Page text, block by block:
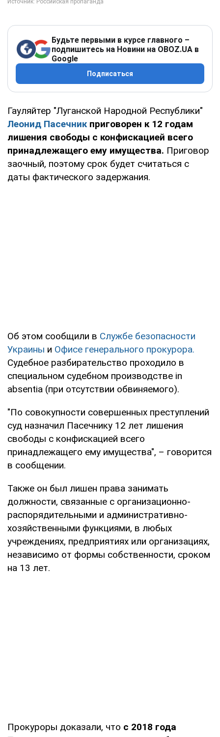
Будьте первыми в курсе главного –
подпишитесь на Новини на OBOZ.UA в
Google
Подписаться
Гауляйтер "Луганской Народной Республики"
Леонид Пасечникприговорен к 12 годам
лишения свободы с конфискацией всего
принадлежащего ему имущества. Приговор
заочный, поэтому срок будет считаться с
даты фактического задержания.
Об этом сообщили в Службе безопасности
Украины и Офисе генерального прокурора.
Судебное разбирательство проходило в
специальном судебном производстве in
absentia (при отсутствии обвиняемого).
"По совокупности совершенных преступлений
суд назначил Пасечнику 12 лет лишения
свободы с конфискацией всего
принадлежащего ему имущества", – говорится
в сообщении.
Также он был лишен права занимать
должности, связанные с организационно-
распорядительными и административно-
хозяйственными функциями, в любых
учреждениях, предприятиях или организациях,
независимо от формы собственности, сроком
на 13 лет.
Прокуроры доказали, что с 2018 года